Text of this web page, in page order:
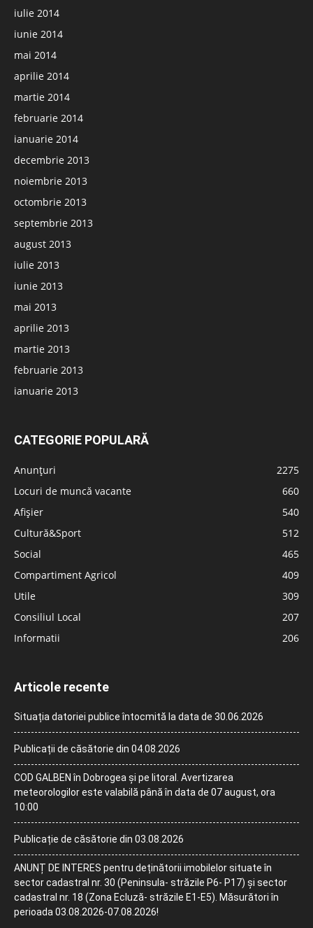
iulie 2014
iunie 2014
mai 2014
aprilie 2014
martie 2014
februarie 2014
ianuarie 2014
decembrie 2013
noiembrie 2013
octombrie 2013
septembrie 2013
august 2013
iulie 2013
iunie 2013
mai 2013
aprilie 2013
martie 2013
februarie 2013
ianuarie 2013
CATEGORIE POPULARĂ
Anunțuri
2275
Locuri de muncă vacante
660
Afișier
540
Cultură&Sport
512
Social
465
Compartiment Agricol
409
Utile
309
Consiliul Local
207
Informatii
206
Articole recente
Situația datoriei publice întocmită la data de 30.06.2026
Publicații de căsătorie din 04.08.2026
COD GALBEN în Dobrogea și pe litoral. Avertizarea
meteorologilor este valabilă până în data de 07 august, ora
10:00
Publicație de căsătorie din 03.08.2026
ANUNȚ DE INTERES pentru deținătorii imobilelor situate în
sector cadastral nr. 30 (Peninsula- străzile P6- P17) și sector
cadastral nr. 18 (Zona Ecluză- străzile E1-E5). Măsurători în
perioada 03.08.2026-07.08.2026!